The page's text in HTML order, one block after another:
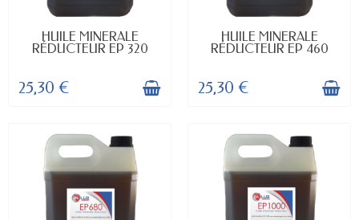
EN STOCK
HUILE MINERALE
RÉDUCTEUR EP 320
25,30 €
EN STOCK
HUILE MINERALE
RÉDUCTEUR EP 460
25,30 €